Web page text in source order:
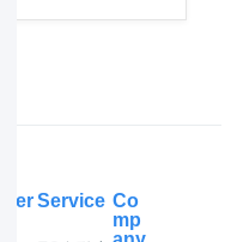
Service Co
mp